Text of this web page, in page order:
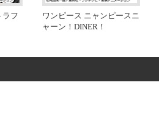
ラフ
ワンピース ニャンピースニ
ャーン！DINER！